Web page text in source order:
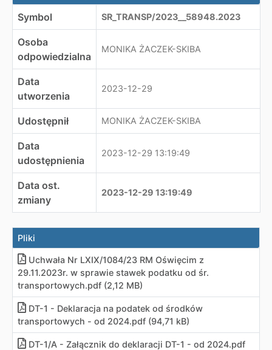
Symbol SR_TRANSP/2023__58948.2023
Osoba
odpowiedzialna
MONIKA ŻACZEK-SKIBA
Data
utworzenia
2023-12-29
Udostępnił MONIKA ŻACZEK-SKIBA
Data
udostępnienia
2023-12-29 13:19:49
Data ost.
zmiany
2023-12-29 13:19:49
Pliki
Uchwała Nr LXIX/1084/23 RM Oświęcim z
29.11.2023r. w sprawie stawek podatku od śr.
transportowych.pdf (2,12 MB)
DT-1 - Deklaracja na podatek od środków
transportowych - od 2024.pdf (94,71 kB)
DT-1/A - Załącznik do deklaracji DT-1 - od 2024.pdf